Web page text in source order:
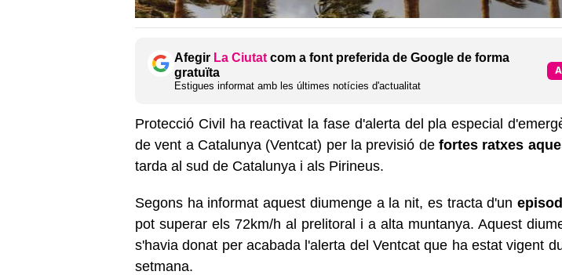
Afegir La Ciutat com a font preferida de Google de forma
gratuïta
Estigues informat amb les últimes notícies d'actualitat
Protecció Civil ha reactivat la fase d'alerta del pla especial
de vent a Catalunya (Ventcat) per la previsió de fortes ratxes
tarda al sud de Catalunya i als Pirineus.
Segons ha informat aquest diumenge a la nit, es tracta d'un
pot superar els 72km/h al prelitoral i a alta muntanya. Aquest
s'havia donat per acabada l'alerta del Ventcat que ha estat vigent
setmana.